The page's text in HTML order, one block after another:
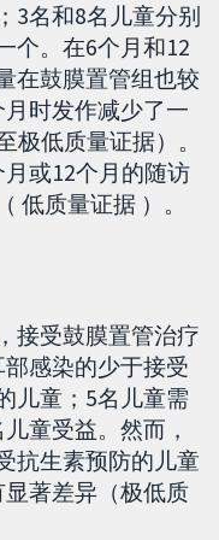
3名和8名儿童分别
个。在6个月和12
在鼓膜置管组也较
时发作减少了一
极低质量证据）。
或12个月的随访
低质量证据 ）。
接受鼓膜置管治疗
感染的少于接受
儿童；5名儿童需
童受益。然而，
抗生素预防的儿童
著差异（极低质